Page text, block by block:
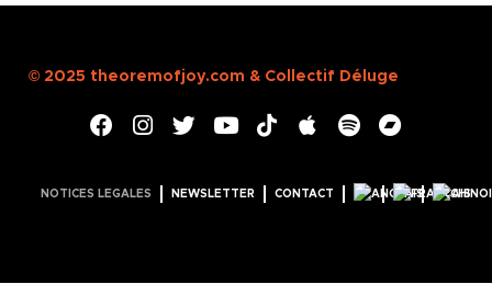
© 2025 theoremofjoy.com & Collectif Déluge
NOTICES LEGALES NEWSLETTER CONTACT